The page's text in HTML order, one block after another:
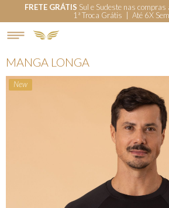
FRETE GRÁTIS Sul e Sudeste nas
1ª Troca Grátis | Até 6X
MANGA LONGA
New